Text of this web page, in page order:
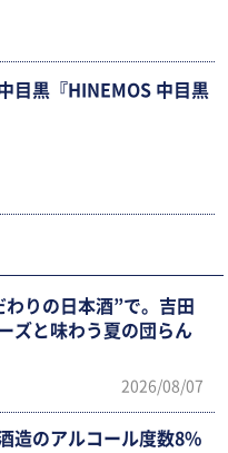
目黒『HINEMOS 中目黒
りの日本酒”で。吉田
ズと味わう夏の団らん
2026/08/07
造のアルコール度数8%